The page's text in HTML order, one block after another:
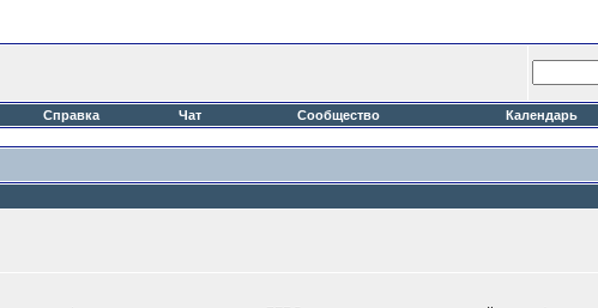
Справка Чат Сообщество Календарь